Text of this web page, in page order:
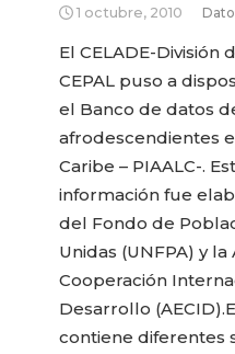
1 octubre, 2010
El CELADE-División
CEPAL puso a
el Banco de datos
afrodescendientes
Caribe – PIAALC-.
información fue
del Fondo de
Unidas (UNFPA) y
Cooperación
Desarrollo (AECID).
contiene diferentes